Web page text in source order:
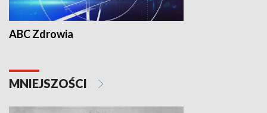
ABC Zdrowia
MNIEJSZOŚCI